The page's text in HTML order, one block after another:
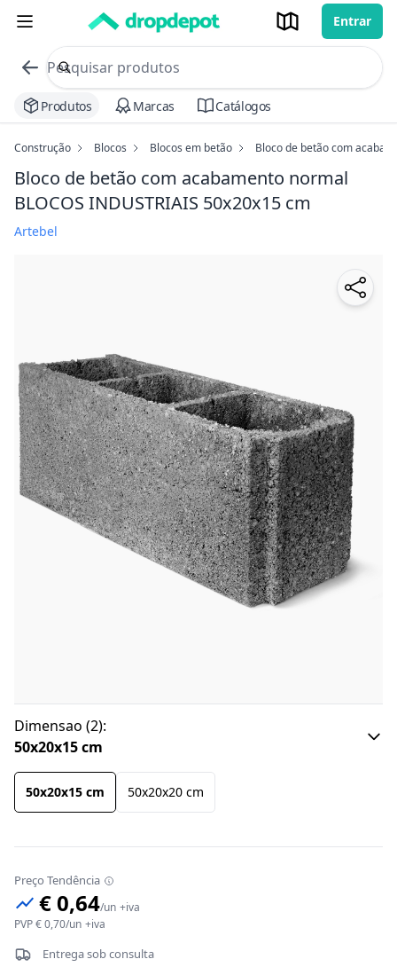
Entrar
commerce search no header
Procurar
Produtos Marcas Catálogos
Construção Blocos Blocos em betão Bloco de betão com
Bloco de betão com acabamento normal
BLOCOS INDUSTRIAIS 50x20x15 cm
Artebel
Dimensao (2):
50x20x15 cm
50x20x15 cm 50x20x20 cm
Preço Tendência
€ 0,64/un +iva
PVP€ 0,70/un +iva
Entrega sob consulta